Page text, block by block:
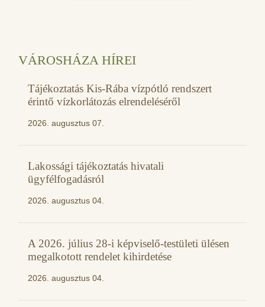
VÁROSHÁZA HÍREI
Tájékoztatás Kis-Rába vízpótló rendszert
érintő vízkorlátozás elrendeléséről
2026. augusztus 07.
Lakossági tájékoztatás hivatali
ügyfélfogadásról
2026. augusztus 04.
A 2026. július 28-i képviselő-testületi ülésen
megalkotott rendelet kihirdetése
2026. augusztus 04.